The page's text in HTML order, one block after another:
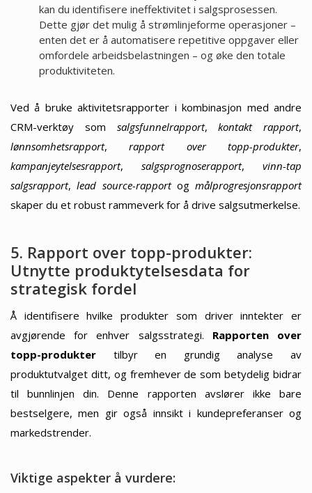
kan du identifisere ineffektivitet i salgsprosessen.
Dette gjør det mulig å strømlinjeforme operasjoner –
enten det er å automatisere repetitive oppgaver eller
omfordele arbeidsbelastningen – og øke den totale
produktiviteten.
Ved å bruke aktivitetsrapporter i kombinasjon med andre
CRM-verktøy som salgsfunnelrapport,kontakt rapport,
lønnsomhetsrapport,rapport over topp-produkter,
kampanjeytelsesrapport, salgsprognoserapport, vinn-tap
salgsrapport,lead source-rapportog målprogresjonsrapport
skaper du et robust rammeverk for å drive salgsutmerkelse.
5. Rapport over topp-produkter:
Utnytte produktytelsesdata for
strategisk fordel
Å identifisere hvilke produkter som driver inntekter er
avgjørende for enhver salgsstrategi. Rapporten over
topp-produkter tilbyr en grundig analyse av
produktutvalget ditt, og fremhever de som betydelig bidrar
til bunnlinjen din. Denne rapporten avslører ikke bare
bestselgere, men gir også innsikt i kundepreferanser og
markedstrender.
Viktige aspekter å vurdere: